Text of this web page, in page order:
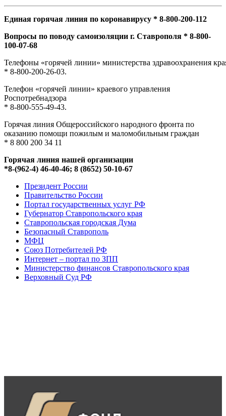
Единая горячая линия по коронавирусу * 8-800-200-112
Вопросы по поводу самоизоляции г. Ставрополя * 8-800-
100-07-68
Телефоны «горячей линии» министерства здравоохранения
* 8-800-200-26-03.
Телефон «горячей линии» краевого управления
Роспотребнадзора
* 8-800-555-49-43.
Горячая линия Общероссийского народного фронта по
оказанию помощи пожилым и маломобильным граждан
* 8 800 200 34 11
Горячая линия нашей организации
*8-(962-4) 46-40-46; 8 (8652) 50-10-67
Президент России
Правительство России
Портал государственных услуг РФ
Губернатор Ставропольского края
Ставропольская городская Дума
Безопасный Ставрополь
МФЦ
Союз Потребителей РФ
Интернет – портал по ЗПП
Министерство финансов Ставропольского края
Верховный Суд РФ